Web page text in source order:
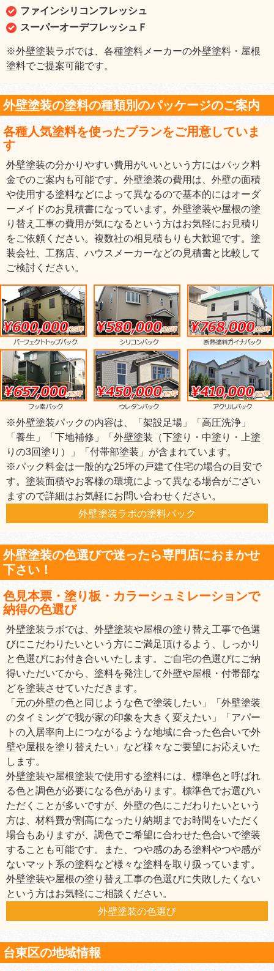
ファインシリコンフレッシュ
スーパーオーデフレッシュＦ
※外壁塗装ラボでは、各種塗料メーカーの外壁塗料・屋根
塗料でご提案可能です。
外壁塗装の塗料の種類別のパッケージのご案内
各種人気塗料を使ったプランをご用意していま
す
外壁塗装の分かりやすい費用がいいという方にはパック料
金でのご案内も可能です。外壁塗装の費用は、外壁の面積
や使用する塗料などによって異なるので基本的にはオーダ
ーメイドのお見積書になっています。外壁塗装や屋根の塗
り替え工事の費用が気になるという方はお気軽にお見積り
をご依頼ください。複数社の相見積もりも大歓迎です。塗
装会社、工務店、ハウスメーカーなどの見積書と比較して
ご検討ください。
※外壁塗装パックの内容は、「架設足場」「高圧洗浄」
「養生」「下地補修」「外壁塗装（下塗り・中塗り・上塗
りの3回塗り）」「付帯部塗装」が含まれています。
※パック料金は一般的な25坪の戸建て住宅の場合の目安で
す。塗装面積やお客様の環境によって異なる場合がござい
ますので詳細はお気軽にお問い合わせください。
外壁塗装ラボの塗料パック
外壁塗装の色選びで迷ったら専門店におまかせ
下さい！
色見本票・塗り板・カラーシュミレーションで
納得の色選び
外壁塗装ラボでは、外壁塗装や屋根の塗り替え工事で色選
びにこだわりたいという方にご満足頂けるよう、しっかり
と色選びにお付き合いいたします。ご自宅の色選びにご納
得いただいてから、塗料を発注して外壁や屋根・付帯部な
どを塗装させていただきます。
「元の外壁の色と同じような色で塗装したい」「外壁塗装
のタイミングで我が家の印象を大きく変えたい」「アパー
トの入居率向上につながるような地域に合った色合いで外
壁や屋根を塗り替えたい」など様々なご要望にお応えいた
します。
外壁塗装や屋根塗装で使用する塗料には、標準色と呼ばれ
る色と調色が必要になる色があります。標準色でお選びい
ただくことが多いですが、外壁の色にこだわりたいという
方は、材料費が割高になったり納期までお時間をいただく
場合もありますが、調色でご希望に合わせた色合いで塗装
することも可能です。また、つや感のある塗料やつや感が
ないマット系の塗料など様々な塗料を取り扱っています。
外壁塗装や屋根の塗り替え工事の色選びに失敗したくない
という方はお気軽にご相談ください。
外壁塗装の色選び
台東区の地域情報